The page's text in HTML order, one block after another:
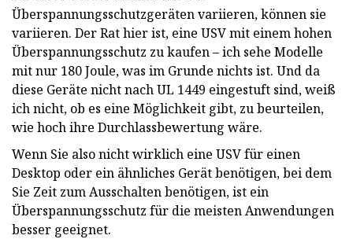
Überspannungsschutzgeräten variieren, können sie
variieren. Der Rat hier ist, eine USV mit einem hohen
Überspannungsschutz zu kaufen – ich sehe Modelle
mit nur 180 Joule, was im Grunde nichts ist. Und da
diese Geräte nicht nach UL 1449 eingestuft sind, weiß
ich nicht, ob es eine Möglichkeit gibt, zu beurteilen,
wie hoch ihre Durchlassbewertung wäre.
Wenn Sie also nicht wirklich eine USV für einen
Desktop oder ein ähnliches Gerät benötigen, bei dem
Sie Zeit zum Ausschalten benötigen, ist ein
Überspannungsschutz für die meisten Anwendungen
besser geeignet.